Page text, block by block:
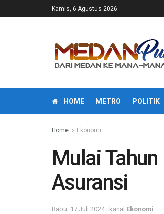
Kamis, 6 Agustus 2026
HOME METRO POLITIK
Home Ekonomi
Mulai
Asuransi
Rabu, 17 Juli 2024 kanal Ekonomi